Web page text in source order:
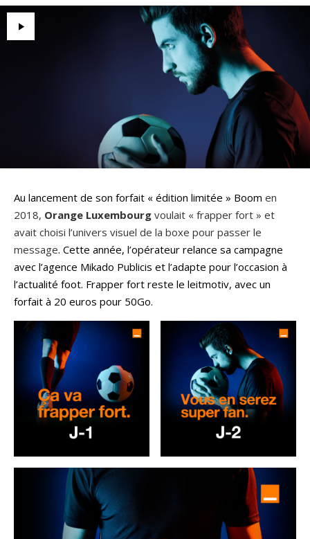
Au lancement de son forfait « édition limitée » Boom en
2018, Orange Luxembourg voulait « frapper fort » et
avait choisi l’univers visuel de la boxe pour passer le
message. Cette année, l’opérateur relance sa campagne
avec l’agence Mikado Publicis et l’adapte pour l’occasion à
l’actualité foot. Frapper fort reste le leitmotiv, avec un
forfait à 20 euros pour 50Go.